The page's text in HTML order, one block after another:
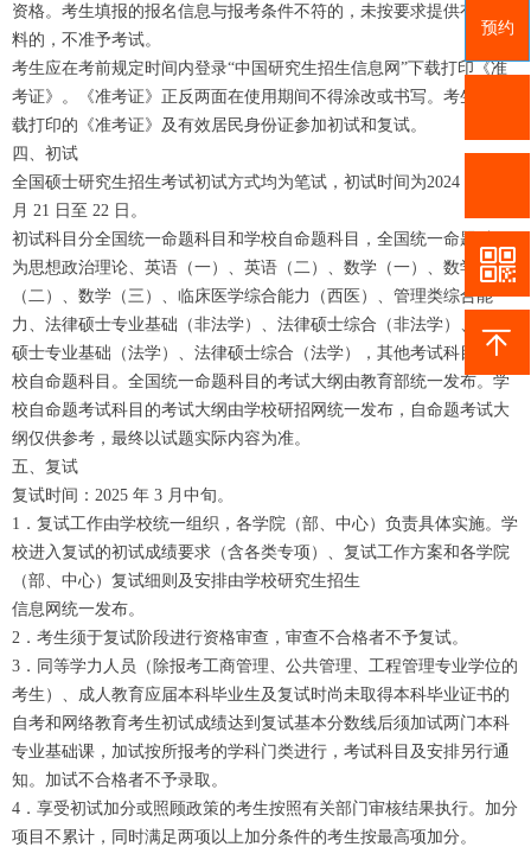
资格。考生填报的报名信息与报考条件不符的，未按要求提供有关材
料的，不准予考试。
考生应在考前规定时间内登录“中国研究生招生信息网”下载打印《准
考证》。《准考证》正反两面在使用期间不得涂改或书写。考生凭下
载打印的《准考证》及有效居民身份证参加初试和复试。
四、初试
全国硕士研究生招生考试初试方式均为笔试，初试时间为2024 年 12
月 21 日至 22 日。
初试科目分全国统一命题科目和学校自命题科目，全国统一命题科目
为思想政治理论、英语（一）、英语（二）、数学（一）、数学
（二）、数学（三）、临床医学综合能力（西医）、管理类综合能
力、法律硕士专业基础（非法学）、法律硕士综合（非法学）、法律
硕士专业基础（法学）、法律硕士综合（法学），其他考试科目为学
校自命题科目。全国统一命题科目的考试大纲由教育部统一发布。学
校自命题考试科目的考试大纲由学校研招网统一发布，自命题考试大
纲仅供参考，最终以试题实际内容为准。
五、复试
复试时间：2025 年 3 月中旬。
1．复试工作由学校统一组织，各学院（部、中心）负责具体实施。学
校进入复试的初试成绩要求（含各类专项）、复试工作方案和各学院
（部、中心）复试细则及安排由学校研究生招生
信息网统一发布。
2．考生须于复试阶段进行资格审查，审查不合格者不予复试。
3．同等学力人员（除报考工商管理、公共管理、工程管理专业学位的
考生）、成人教育应届本科毕业生及复试时尚未取得本科毕业证书的
自考和网络教育考生初试成绩达到复试基本分数线后须加试两门本科
专业基础课，加试按所报考的学科门类进行，考试科目及安排另行通
知。加试不合格者不予录取。
4．享受初试加分或照顾政策的考生按照有关部门审核结果执行。加分
项目不累计，同时满足两项以上加分条件的考生按最高项加分。
预约